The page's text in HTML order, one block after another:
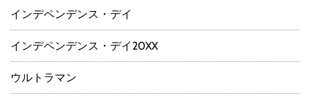
インデペンデンス・デイ
インデペンデンス・デイ20XX
ウルトラマン